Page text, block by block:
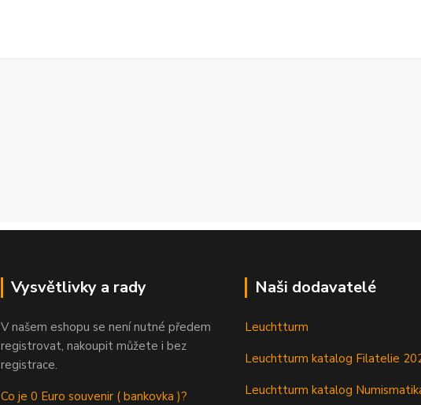
Vysvětlivky a rady
V našem eshopu se není nutné předem
registrovat, nakoupit můžete i bez
registrace.
Co je 0 Euro souvenir ( bankovka )?
Naši dodavatelé
Leuchtturm
Leuchtturm katalog Filatelie
Leuchtturm katalog